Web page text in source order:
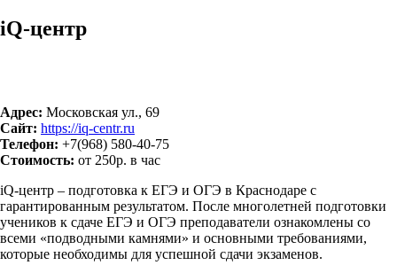
iQ-центр
Адрес: Московская ул., 69
Сайт: https://iq-centr.ru
Телефон: +7(968) 580-40-75
Стоимость: от 250р. в час
iQ-центр – подготовка к ЕГЭ и ОГЭ в Краснодаре с
гарантированным результатом. После многолетней подготовки
учеников к сдаче ЕГЭ и ОГЭ преподаватели ознакомлены со
всеми «подводными камнями» и основными требованиями,
которые необходимы для успешной сдачи экзаменов.